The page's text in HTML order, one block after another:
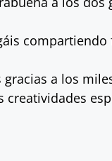
gracias a los